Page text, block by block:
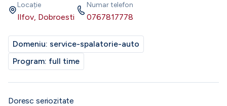
Locație
Ilfov, Dobroesti
Numar telefon
0767817778
Domeniu: service-spalatorie-auto
Program: full time
Doresc seriozitate